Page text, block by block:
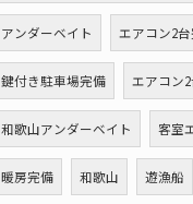
アンダーベイト エアコン2
鍵付き駐車場完備 エアコン
和歌山アンダーベイト 客室
暖房完備 和歌山 遊漁船